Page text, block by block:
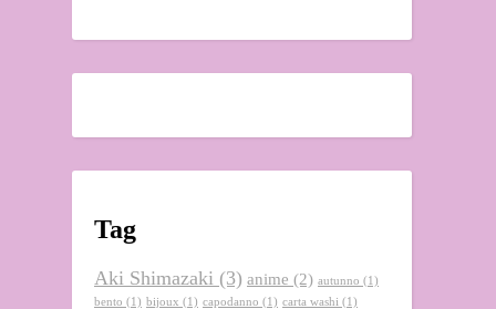
Tag
Aki Shimazaki (3) anime (2) autunno (1)
bento (1) bijoux (1) capodanno (1) carta washi (1)